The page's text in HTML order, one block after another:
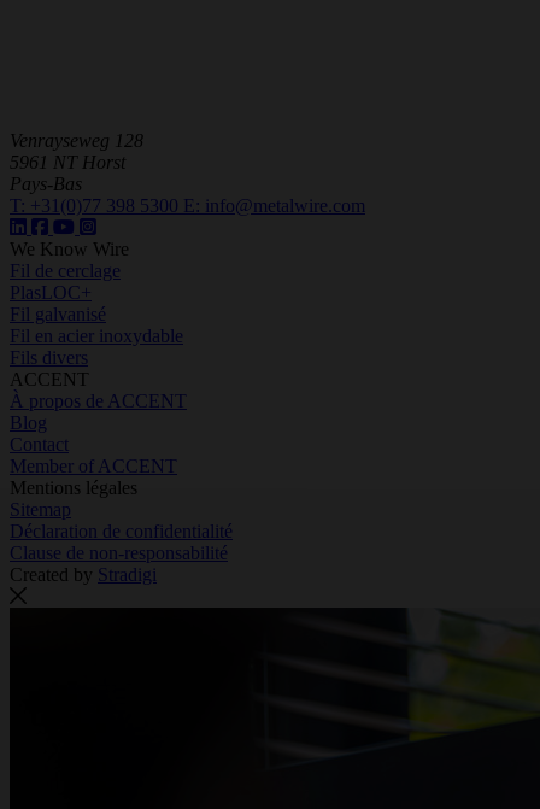
Venrayseweg 128
5961 NT Horst
Pays-Bas
T: +31(0)77 398 5300 E: info@metalwire.com
We Know Wire
Fil de cerclage
PlasLOC+
Fil galvanisé
Fil en acier inoxydable
Fils divers
ACCENT
À propos de ACCENT
Blog
Contact
Member of ACCENT
Mentions légales
Sitemap
Déclaration de confidentialité
Clause de non-responsabilité
Created by Stradigi